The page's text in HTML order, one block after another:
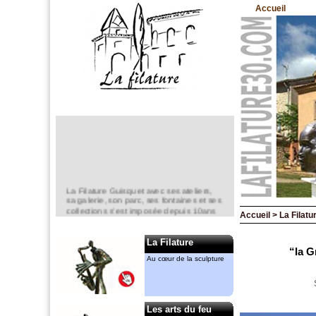
La Filature Guisquet avec ses ateliers,
sa galerie, son parc, ses fontaines et ses
collections s’est imposée depuis 10ans
comme un lieu incontournable de la
Elle est un espace d’exposition
permanent,
mais aussi ponctuel avec notamment le
“jardin de la Filature “ en mai.
Anne-Marie CASSIERS et Gérard
La Filature
Au cœur de la sculpture
Les arts du feu
Accueil
Accueil > La
“la